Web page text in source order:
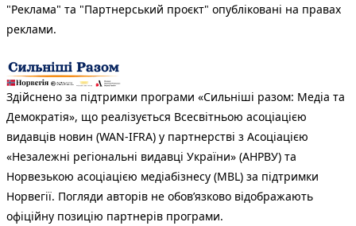
"Реклама" та "Партнерський проєкт" опубліковані на правах
реклами.
Здійснено за підтримки програми «Сильніші разом: Медіа та
Демократія», що реалізується Всесвітньою асоціацією
видавців новин (WAN-IFRA) у партнерстві з Асоціацією
«Незалежні регіональні видавці України» (АНРВУ) та
Норвезькою асоціацією медіабізнесу (MBL) за підтримки
Норвегії. Погляди авторів не обов’язково відображають
офіційну позицію партнерів програми.